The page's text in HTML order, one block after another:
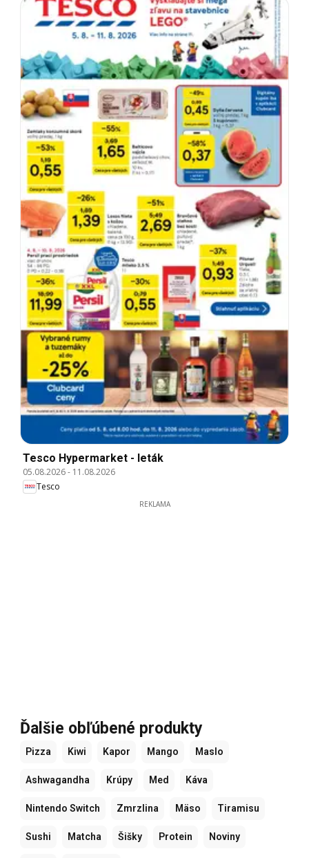
Tesco Hypermarket - leták
05.08.2026- 11.08.2026
Tesco
REKLAMA
Ďalšie obľúbené produkty
Pizza Kiwi Kapor Mango Maslo
Ashwagandha Krúpy Med Káva
Nintendo Switch Zmrzlina Mäso Tiramisu
Sushi Matcha Šišky Protein Noviny